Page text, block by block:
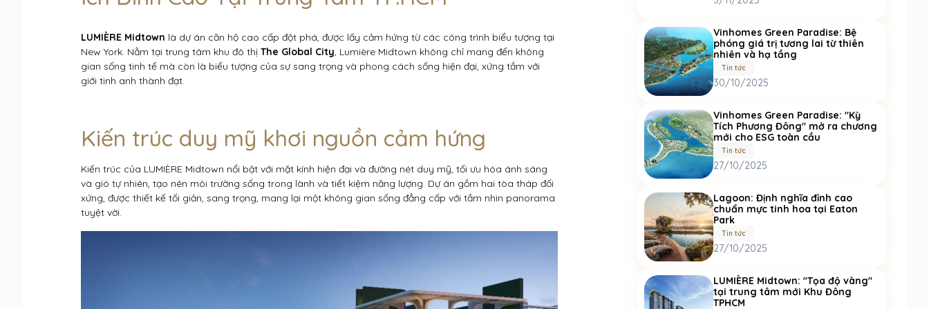
LUMIÈRE Midtown là dự án căn hộ cao cấp đột phá, được lấy cảm hứng từ các công trình biểu tượng tại
New York. Nằm tại trung tâm khu đô thị The Global City, Lumière Midtown không chỉ mang đến không
gian sống tinh tế mà còn là biểu tượng của sự sang trọng và phong cách sống hiện đại, xứng tầm với
giới tinh anh thành đạt.
Kiến trúc duy mỹ khơi nguồn cảm hứng
Kiến trúc của LUMIÈRE Midtown nổi bật với mặt kính hiện đại và đường nét duy mỹ, tối ưu hóa ánh sáng
và gió tự nhiên, tạo nên môi trường sống trong lành và tiết kiệm năng lượng. Dự án gồm hai tòa tháp đối
xứng, được thiết kế tối giản, sang trọng, mang lại một không gian sống đẳng cấp với tầm nhìn panorama
tuyệt vời.
Vinhomes Green Paradise: Bệ
phóng giá trị tương lai từ thiên
nhiên và hạ tầng
Tin tức
30/10/2025
Vinhomes Green Paradise: "Kỳ
Tích Phương Đông" mở ra chương
mới cho ESG toàn cầu
Tin tức
27/10/2025
Lagoon: Định nghĩa đỉnh cao
chuẩn mực tinh hoa tại Eaton
Park
Tin tức
27/10/2025
LUMIÈRE Midtown: "Tọa độ vàng"
tại trung tâm mới Khu Đông
TPHCM